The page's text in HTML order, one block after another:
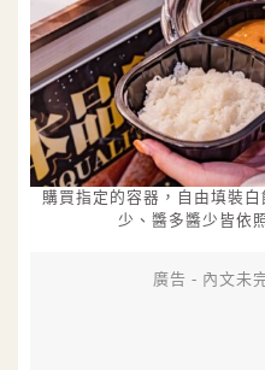
購買指定的容器，自由填裝
少、醬多醬少皆依
廣告 - 內文未